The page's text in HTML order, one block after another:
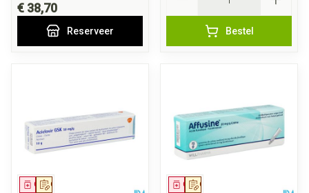
€ 38,70
Reserveer Bestel
Op voorschrift
Geneesmiddel Op voorschrift
Geneesmiddel